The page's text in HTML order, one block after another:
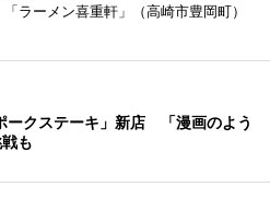
ラーメン喜重軒」（高崎市豊岡町）
ークステーキ」新店 「漫画のよう
も